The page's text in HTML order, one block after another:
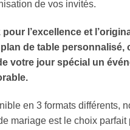
de vos invités.
pour l’excellence et
de table personnalisé,
votre jour spécial un
en 3 formats différents,
mariage est le choix parfait